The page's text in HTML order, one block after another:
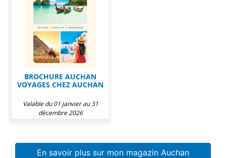
BROCHURE AUCHAN
VOYAGES CHEZ AUCHAN
Valable du 01 janvier au 31
décembre 2026
En savoir plus sur mon magazin Auchan